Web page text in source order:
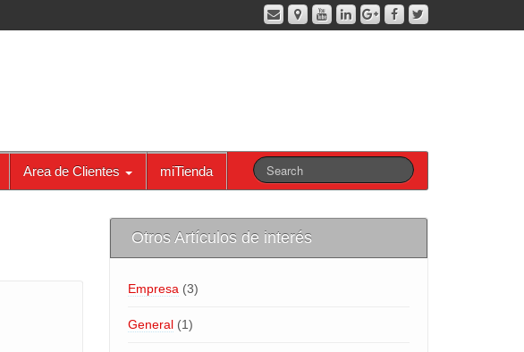
Area de Clientes miTienda
Otros Artículos de interés
Empresa (3)
General(1)